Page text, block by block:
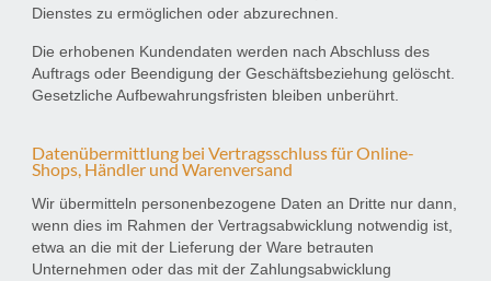
Dienstes zu ermöglichen oder abzurechnen.
Die erhobenen Kundendaten werden nach Abschluss des
Auftrags oder Beendigung der Geschäftsbeziehung gelöscht.
Gesetzliche Aufbewahrungsfristen bleiben unberührt.
Datenübermittlung bei Vertragsschluss für Online-
Shops, Händler und Warenversand
Wir übermitteln personenbezogene Daten an Dritte nur dann,
wenn dies im Rahmen der Vertragsabwicklung notwendig ist,
etwa an die mit der Lieferung der Ware betrauten
Unternehmen oder das mit der Zahlungsabwicklung